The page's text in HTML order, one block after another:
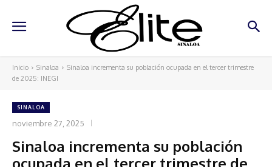
Inicio Sinaloa
Sinaloa incrementa su población ocupada en el tercer trimestre
de 2025: INEGI
SINALOA
noviembre 27, 2025
Sinaloa incrementa su población